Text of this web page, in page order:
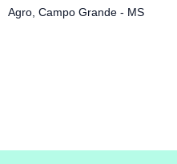
Agro, Campo Grande - MS